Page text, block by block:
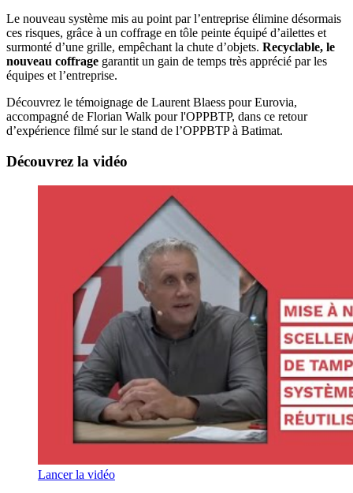
Le nouveau système mis au point par l’entreprise élimine désormais
ces risques, grâce à un coffrage en tôle peinte équipé d’ailettes et
surmonté d’une grille, empêchant la chute d’objets. Recyclable, le
nouveau coffrage garantit un gain de temps très apprécié par les
équipes et l’entreprise.
Découvrez le témoignage de Laurent Blaess pour Eurovia,
accompagné de Florian Walk pour l'OPPBTP, dans ce retour
d’expérience filmé sur le stand de l’OPPBTP à Batimat.
Découvrez la vidéo
Lancer la vidéo